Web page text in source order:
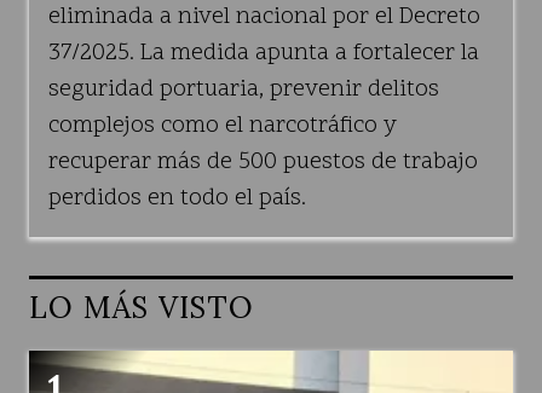
eliminada a nivel nacional por el Decreto
37/2025. La medida apunta a fortalecer la
seguridad portuaria, prevenir delitos
complejos como el narcotráfico y
recuperar más de 500 puestos de trabajo
perdidos en todo el país.
LO MÁS VISTO